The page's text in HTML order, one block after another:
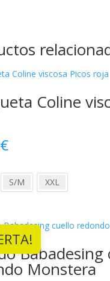
Coline
€
S/M XXL
Babadesing
Monstera